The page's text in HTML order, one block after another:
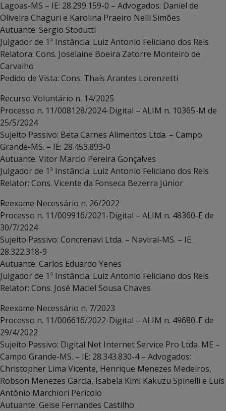
Lagoas-MS – IE: 28.299.159-0 – Advogados: Daniel de
Oliveira Chaguri e Karolina Praeiro Nelli Simões
Autuante: Sergio Stodutti
Julgador de 1ª Instância: Luiz Antonio Feliciano dos Reis
Relatora: Cons. Joselaine Boeira Zatorre Monteiro de
Carvalho
Pedido de Vista: Cons. Thaís Arantes Lorenzetti
Recurso Voluntário n. 14/2025
Processo n. 11/008128/2024-Digital – ALIM n. 10365-M de
25/5/2024
Sujeito Passivo: Beta Carnes Alimentos Ltda. – Campo
Grande-MS. – IE: 28.453.893-0
Autuante: Vitor Marcio Pereira Gonçalves
Julgador de 1ª Instância: Luiz Antonio Feliciano dos Reis
Relator: Cons. Vicente da Fonseca Bezerra Júnior
Reexame Necessário n. 26/2022
Processo n. 11/009916/2021-Digital – ALIM n. 48360-E de
30/7/2024
Sujeito Passivo: Concrenavi Ltda. – Naviraí-MS. – IE:
28.322.318-9
Autuante: Carlos Eduardo Yenes
Julgador de 1ª Instância: Luiz Antonio Feliciano dos Reis
Relator: Cons. José Maciel Sousa Chaves
Reexame Necessário n. 7/2023
Processo n. 11/006616/2022-Digital – ALIM n. 49680-E de
29/4/2022
Sujeito Passivo: Digital Net Internet Service Pro Ltda. ME –
Campo Grande-MS. – IE: 28.343.830-4 – Advogados:
Christopher Lima Vicente, Henrique Menezes Medeiros,
Robson Menezes Garcia, Isabela Kimi Kakuzu Spinelli e Luís
Antônio Marchiori Perícolo
Autuante: Geise Fernandes Castilho